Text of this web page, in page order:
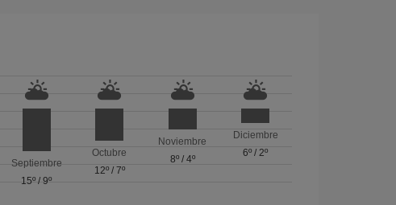
Septiembre
15º /9º
Octubre
12º/ 7º
Noviembre
8º/ 4º
Diciembre
6º / 2º